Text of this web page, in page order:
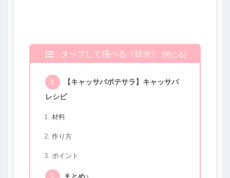
タップして飛べる《目次》
【キャッサバポテサラ】キャッサバ
レシピ
材料
作り方
ポイント